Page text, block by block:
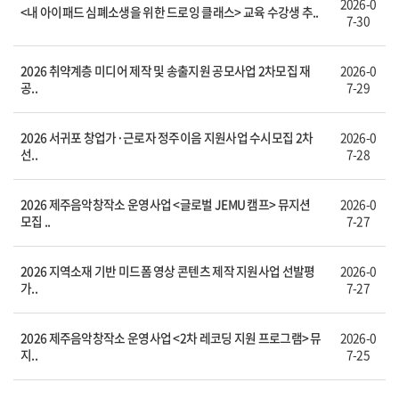
<내 아이패드 심폐소생을 위한 드로잉 클래스> 교육 수강생 추..
2026-0
7-30
2026 취약계층 미디어 제작 및 송출지원 공모사업 2차모집 재
공..
2026-0
7-29
2026 서귀포 창업가·근로자 정주이음 지원사업 수시모집 2차
선..
2026-0
7-28
2026 제주음악창작소 운영사업 <글로벌 JEMU 캠프> 뮤지션
모집 ..
2026-0
7-27
2026 지역소재 기반 미드폼 영상 콘텐츠 제작 지원사업 선발평
가..
2026-0
7-27
2026 제주음악창작소 운영사업 <2차 레코딩 지원 프로그램> 뮤
지..
2026-0
7-25